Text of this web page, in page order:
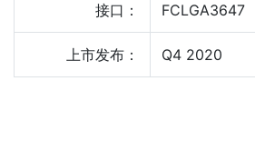
接口： FCLGA3647
上市发布： Q4 2020